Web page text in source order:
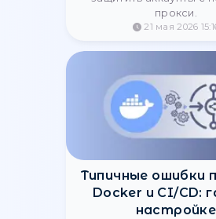
прокси для
—
Юридический
законность
году. Разбор
аналитикой и
26 мая